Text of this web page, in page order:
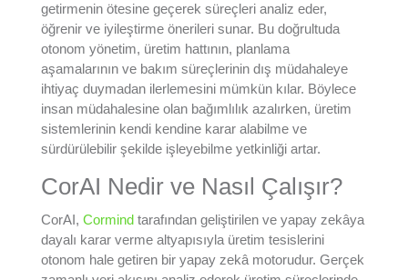
getirmenin ötesine geçerek süreçleri analiz eder,
öğrenir ve iyileştirme önerileri sunar. Bu doğrultuda
otonom yönetim, üretim hattının, planlama
aşamalarının ve bakım süreçlerinin dış müdahaleye
ihtiyaç duymadan ilerlemesini mümkün kılar. Böylece
insan müdahalesine olan bağımlılık azalırken, üretim
sistemlerinin kendi kendine karar alabilme ve
sürdürülebilir şekilde işleyebilme yetkinliği artar.
CorAI Nedir ve Nasıl Çalışır?
CorAI, Cormind tarafından geliştirilen ve yapay zekâya
dayalı karar verme altyapısıyla üretim tesislerini
otonom hale getiren bir yapay zekâ motorudur. Gerçek